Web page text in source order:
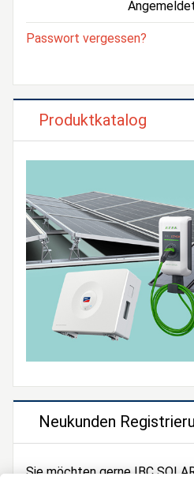
Passwort vergessen?
Produktkatalog
Neukunden
Sie möchten gerne IBC